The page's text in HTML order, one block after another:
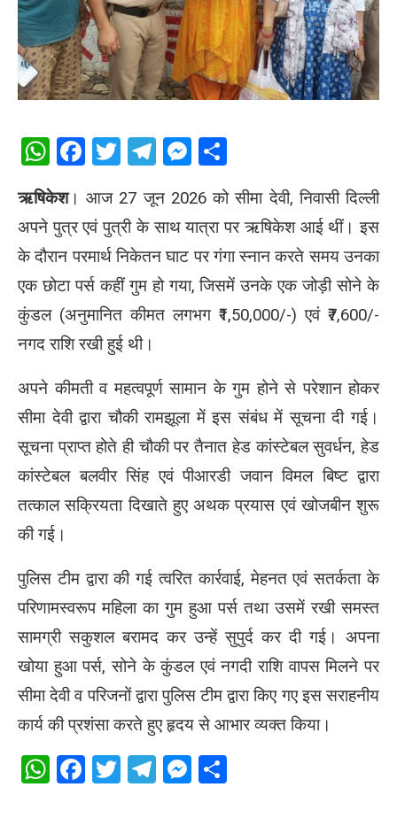
WhatsApp
Facebook
Twitter
Telegram
Messenger
ऋषिकेश। आज 27 जून 2026 को सीमा देवी, निवासी दिल्ली
अपने पुत्र एवं पुत्री के साथ यात्रा पर ऋषिकेश आई थीं। इस
के दौरान परमार्थ निकेतन घाट पर गंगा स्नान करते समय उनका
एक छोटा पर्स कहीं गुम हो गया, जिसमें उनके एक जोड़ी सोने के
कुंडल (अनुमानित कीमत लगभग ₹1,50,000/-) एवं ₹7,600/-
नगद राशि रखी हुई थी।
अपने कीमती व महत्वपूर्ण सामान के गुम होने से परेशान होकर
सीमा देवी द्वारा चौकी रामझूला में इस संबंध में सूचना दी गई।
सूचना प्राप्त होते ही चौकी पर तैनात हेड कांस्टेबल सुवर्धन, हेड
कांस्टेबल बलवीर सिंह एवं पीआरडी जवान विमल बिष्ट द्वारा
तत्काल सक्रियता दिखाते हुए अथक प्रयास एवं खोजबीन शुरू
की गई।
पुलिस टीम द्वारा की गई त्वरित कार्रवाई, मेहनत एवं सतर्कता के
परिणामस्वरूप महिला का गुम हुआ पर्स तथा उसमें रखी समस्त
सामग्री सकुशल बरामद कर उन्हें सुपुर्द कर दी गई। अपना
खोया हुआ पर्स, सोने के कुंडल एवं नगदी राशि वापस मिलने पर
सीमा देवी व परिजनों द्वारा पुलिस टीम द्वारा किए गए इस सराहनीय
कार्य की प्रशंसा करते हुए हृदय से आभार व्यक्त किया।
WhatsApp
Facebook
Twitter
Telegram
Messenger